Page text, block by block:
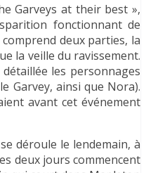
Garveys at their best »,
fonctionnant de
deux parties, la
la veille du ravissement.
les personnages
Garvey, ainsi que Nora).
avant cet événement
déroule le lendemain, à
deux jours commencent